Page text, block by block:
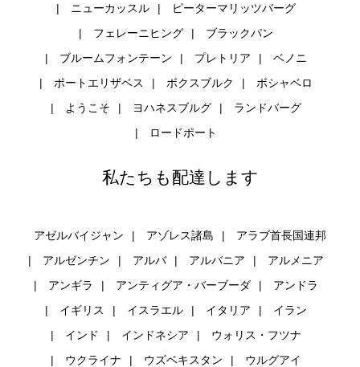
ニューカッスル
ピーターマリッツバーグ
フェレーニヒング
ブラックパン
ブルームフォンテーン
プレトリア
ベノニ
ポートエリザベス
ボクスブルク
ボシャベロ
ようこそ
ヨハネスブルグ
ランドバーグ
ロードポート
私たちも配達します
アゼルバイジャン アゾレス諸島
アラブ首長国連邦
アルゼンチン
アルバ アルバニア
アルメニア
アンギラ
アンティグア・バーブーダ
アンドラ
イギリス
イスラエル イタリア
イラン
インド
インドネシア
ウォリス・フツナ
ウクライナ
ウズベキスタン
ウルグアイ